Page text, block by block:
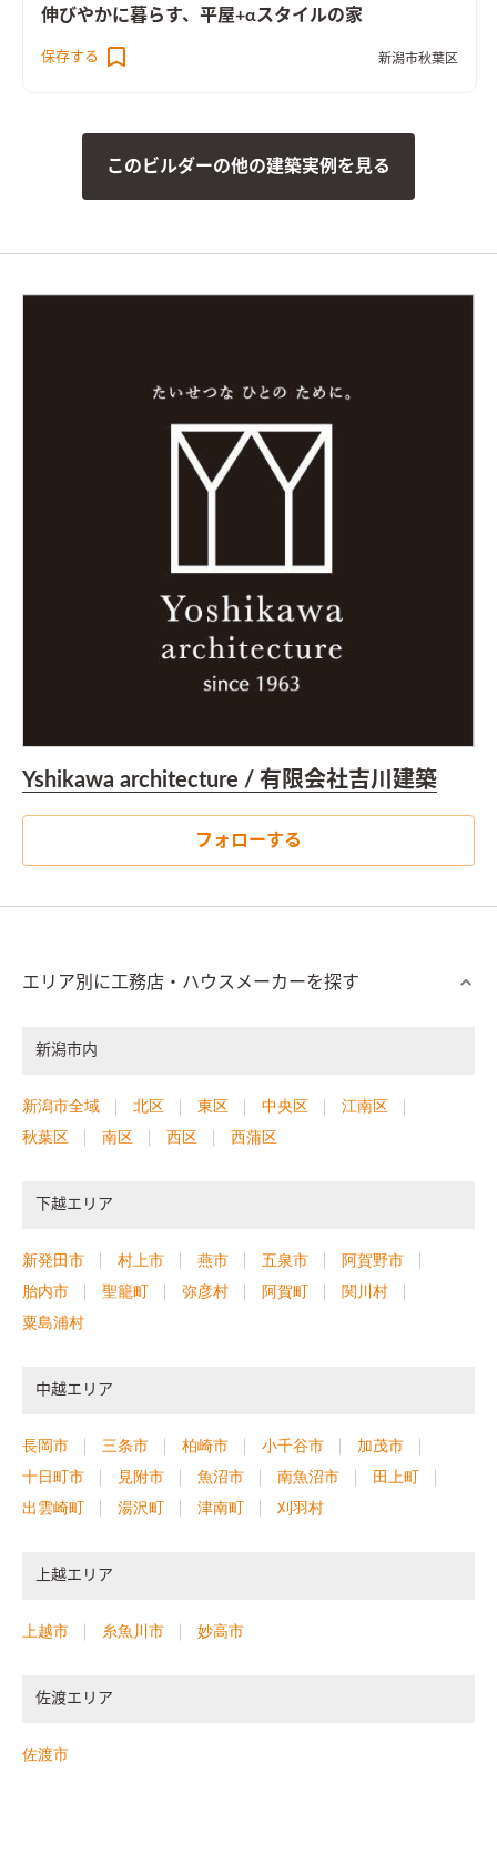
伸びやかに暮らす、平屋+αスタイルの家
保存する 新潟市秋葉区
このビルダーの他の建築実例を見る
Yshikawa architecture / 有限会社吉川建築
フォローする
エリア別に工務店・ハウスメーカーを探す
新潟市内
新潟市全域 北区 東区 中央区
江南区
秋葉区
南区 西区 西蒲区
下越エリア
新発田市 村上市 燕市 五泉市
阿賀野市
胎内市
聖籠町 弥彦村 阿賀町
関川村
粟島浦村
中越エリア
長岡市 三条市 柏崎市 小千谷市
加茂市
十日町市
見附市 魚沼市 南魚沼市
田上町
出雲崎町
湯沢町 津南町 刈羽村
上越エリア
上越市 糸魚川市 妙高市
佐渡エリア
佐渡市